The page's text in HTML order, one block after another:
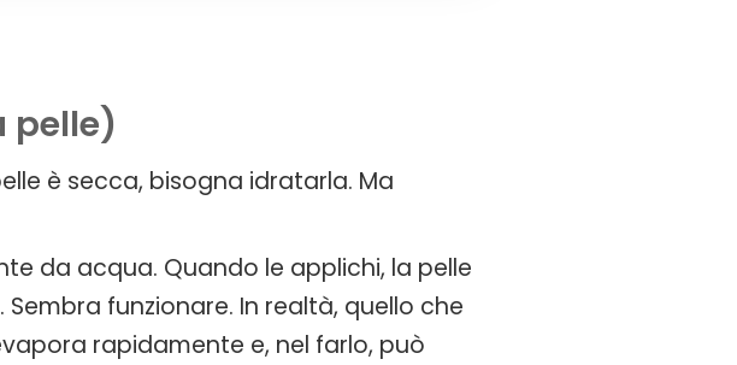
pelle)
è secca, bisogna idratarla. Ma
da acqua. Quando le applichi, la pelle
funzionare. In realtà, quello che
rapidamente e, nel farlo, può